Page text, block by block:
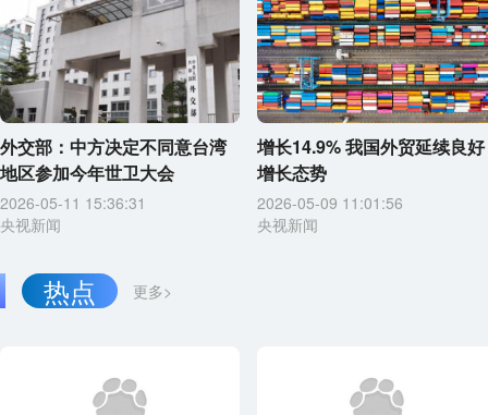
外交部：中方决定不同意台湾
地区参加今年世卫大会
2026-05-11 15:36:31
央视新闻
增长14.9% 我国外贸延续良好
增长态势
2026-05-09 11:01:56
央视新闻
更多>
热点